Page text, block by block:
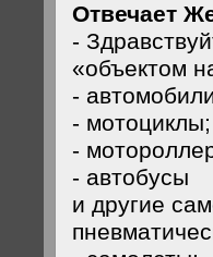
Отвечает
-
«объектом
-
- мотоциклы;
-
- автобусы
и другие